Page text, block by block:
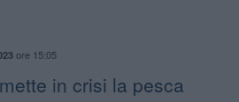
ore 15:05
in crisi la pesca